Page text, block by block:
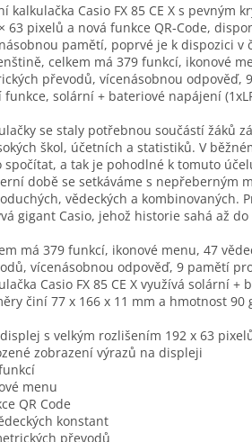
kalkulačka Casio FX 85 CE X s pevným
63 pixelů a nová funkce QR-Code,
pamětí, poprvé je k dispozici v
celkem má 379 funkcí, ikonové
převodů, vícenásobnou odpověď,
funkce, solární + bateriové napájení
se staly potřebnou součástí žáků
škol, účetních a statistiků. V
spočítat, a tak je pohodlné k tomuto
době se setkáváme s nepřeberným
vědeckých a kombinovaných.
gigant Casio, jehož historie sahá až do
má 379 funkcí, ikonové menu, 47
vícenásobnou odpověď, 9 pamětí
Casio FX 85 CE X využívá solární
činí 77 x 166 x 11 mm a hmotnost 90
displej s velkým rozlišením 192 x 63
zobrazení výrazů na displeji
menu
QR Code
konstant
převodů